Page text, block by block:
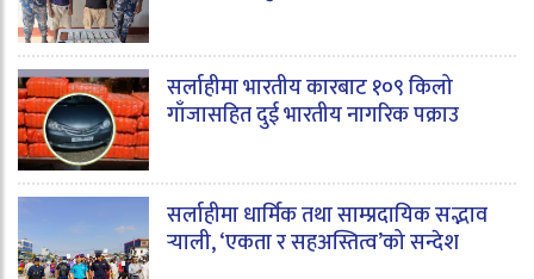
सर्लाहीमा भारतीय कारबाट १०९ किलो
गाँजासहित दुई भारतीय नागरिक पक्राउ
सर्लाहीमा धार्मिक तथा साम्प्रदायिक सद्भाव
र्‍याली, ‘एकता र सहअस्तित्व’को सन्देश